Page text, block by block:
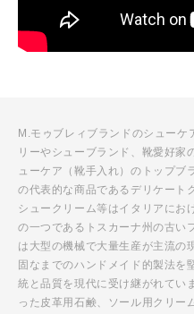
M.モゥブレィブランドのシューケ
リーやシューブランド、靴愛好家
ューケア（靴手入れ）のトップブ
の代表的な商品であるデリケート
シュークリーム等はイタリアにお
の一つであるトスカーナ州の古い
は大型の機械で大量生産が主流の
固なまでのハンドメイド的製法を
統と品質を現代に受け継がれてい
った皮革用石鹸、ソール用クリー